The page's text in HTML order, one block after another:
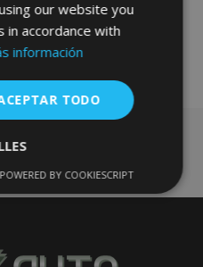
Lista
Deseos
our website you
in accordance with
información
TODO
Cookies de
rendimiento
POWERED BY COOKIESCRIPT